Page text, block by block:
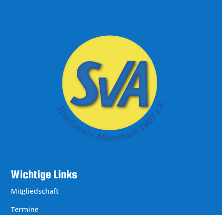
Wichtige Links
Mitgliedschaft
Termine